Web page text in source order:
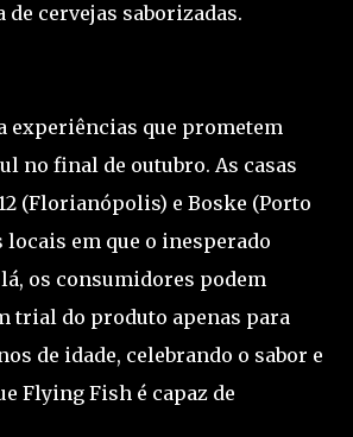
cervejas saborizadas.
experiências que prometem
no final de outubro. As casas
(Florianópolis) e Boske (Porto
locais em que o inesperado
os consumidores podem
trial do produto apenas para
de idade, celebrando o sabor e
Flying Fish é capaz de